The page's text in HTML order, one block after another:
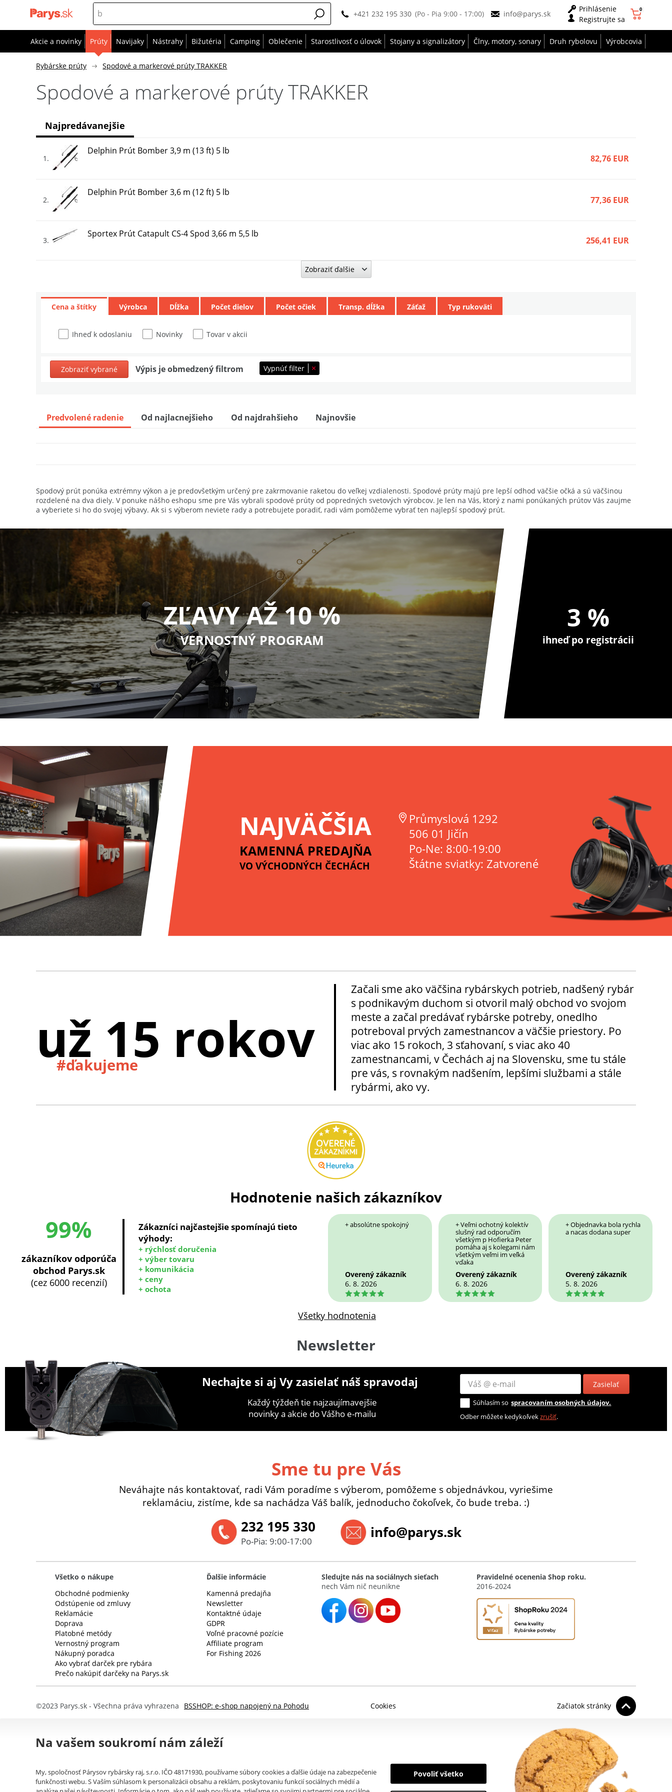
+421 232 195 330 (Po - Pia 9:00 - 17:00) info@parys.sk
Prihlásenie
Registrujte sa
0
Akcie a novinky Prúty Navijaky Nástrahy Bižutéria Camping Oblečenie Starostlivosť o úlovok Stojany a signalizátory Člny, motory, sonary Druh rybolovu Výrobcovia
Rybárske prúty Spodové a markerové prúty TRAKKER
Spodové a markerové prúty TRAKKER
1
Delphin Prút Bomber 3,9 m (13 ft) 5 lb
82,76 EUR
2
Delphin Prút Bomber 3,6 m (12 ft) 5 lb
77,36 EUR
3
Sportex Prút Catapult CS-4 Spod 3,66 m 5,5 lb
256,41 EUR
Delphin Prút Apollo GenerationX 3 m 5 lb
Sonik Prút Xtractor+ Spod 2,7 m 4,5 lb
Zobraziť ďalšie
Najpredávanejšie
Cena a štítky
Ihneď k odoslaniu Novinky Tovar v akcii
Výrobca Dĺžka Počet dielov Počet očiek Transp. dĺžka Záťaž Typ rukoväti
Zobraziť vybrané Výpis je obmedzený filtrom Vypnúť filter
Predvolené radenie Od najlacnejšieho Od najdrahšieho Najnovšie
Spodový prút ponúka extrémny výkon a je predovšetkým určený pre zakrmovanie raketou do veľkej vzdialenosti. Spodové prúty majú pre lepší odhod väčšie očká a sú väčšinou
rozdelené na dva diely. V ponuke nášho eshopu sme pre Vás vybrali spodové prúty od popredných svetových výrobcov. Je len na Vás, ktorý z nami ponúkaných prútov Vás zaujme
a vyberiete si ho do svojej výbavy. Ak si s výberom neviete rady a potrebujete poradiť, radi vám pomôžeme vybrať ten najlepší spodový prút.
ZĽAVY AŽ 10 %
VERNOSTNÝ PROGRAM
3 %
ihneď po registrácii
NAJVÄČŠIA
KAMENNÁ PREDAJŇA
VO VÝCHODNÝCH ČECHÁCH
Průmyslová 1292
506 01 Jičín
Po-Ne: 8:00-19:00
Štátne sviatky: Zatvorené
už 15 rokov
#ďakujeme
Začali sme ako väčšina rybárskych potrieb, nadšený rybár
s podnikavým duchom si otvoril malý obchod vo svojom
meste a začal predávať rybárske potreby, onedlho
potreboval prvých zamestnancov a väčšie priestory. Po
viac ako 15 rokoch, 3 sťahovaní, s viac ako 40
zamestnancami, v Čechách aj na Slovensku, sme tu stále
pre vás, s rovnakým nadšením, lepšími službami a stále
rybármi, ako vy.
Hodnotenie našich zákazníkov
99%
zákazníkov odporúča
obchod Parys.sk
(cez 6000 recenzií)
Zákazníci najčastejšie spomínajú tieto
výhody:
+ rýchlosť doručenia
+ výber tovaru
+ komunikácia
+ ceny
+ ochota
+ absolútne spokojný
Overený zákazník
6. 8. 2026
5
+ Veľmi ochotný kolektív
slušný rad odporučím
všetkým p Hofierka Peter
pomáha aj s kolegami nám
všetkým veľmi im veľká
vďaka
Overený zákazník
6. 8. 2026
5
+ Objednavka bola rychla
a nacas dodana super
Overený zákazník
5. 8. 2026
5
Všetky hodnotenia
Newsletter
Nechajte si aj Vy zasielať náš spravodaj Zasielať
Každý týždeň tie najzaujímavejšie
novinky a akcie do Vášho e-mailu
Súhlasím so spracovaním osobných údajov.
Odber môžete kedykoľvekzrušiť.
Sme tu pre Vás
Neváhajte nás kontaktovať, radi Vám poradíme s výberom, pomôžeme s objednávkou, vyriešime
reklamáciu, zistíme, kde sa nachádza Váš balík, jednoducho čokoľvek, čo bude treba. :)
232 195 330
Po-Pia: 9:00-17:00 info@parys.sk
Všetko o nákupe
Obchodné podmienky
Odstúpenie od zmluvy
Reklamácie
Doprava
Platobné metódy
Vernostný program
Nákupný poradca
Ako vybrať darček pre rybára
Prečo nakúpiť darčeky na Parys.sk
Ďalšie informácie
Kamenná predajňa
Newsletter
Kontaktné údaje
GDPR
Voľné pracovné pozície
Affiliate program
For Fishing 2026
Sledujte nás na sociálnych sieťach
nech Vám nič neunikne
Pravidelné ocenenia Shop roku.
2016-2024
©2023 Parys.sk - Všechna práva vyhrazena BSSHOP: e-shop napojený na Pohodu Začiatok stránky
Cookies
Na vašem soukromí nám záleží
My, spoločnosť Párysov rybársky raj, s.r.o. IČO 48171930, používame súbory cookies a ďalšie údaje na zabezpečenie
funkčnosti webu. S Vaším súhlasom k personalizácii obsahu a reklám, poskytovaniu funkcií sociálnych médií a
Povoliť všetko